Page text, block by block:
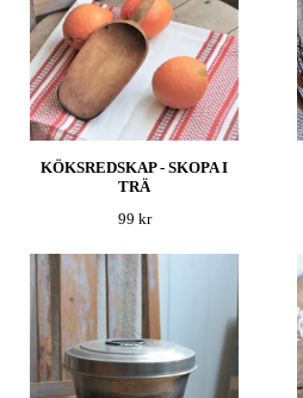
KÖKSREDSKAP - SKOPA I
TRÄ
99 kr